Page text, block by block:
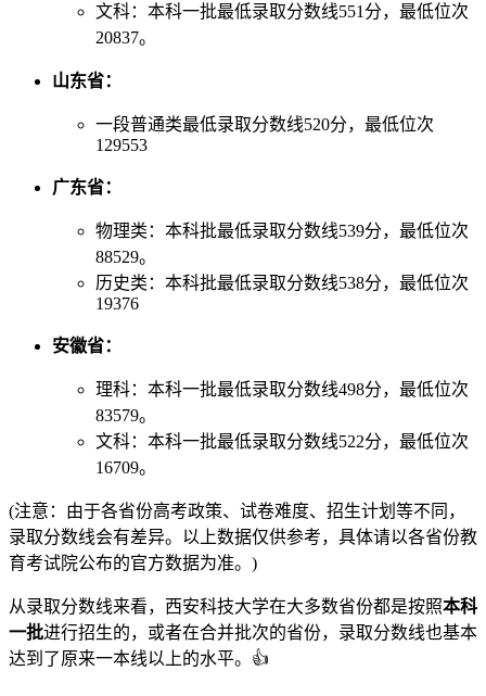
文科：本科一批最低录取分数线551分，最低位次
20837。
山东省：
一段普通类最低录取分数线520分，最低位次
129553
广东省：
物理类：本科批最低录取分数线539分，最低位次
88529。
历史类：本科批最低录取分数线538分，最低位次
19376
安徽省：
理科：本科一批最低录取分数线498分，最低位次
83579。
文科：本科一批最低录取分数线522分，最低位次
16709。
(注意：由于各省份高考政策、试卷难度、招生计划等不同，
录取分数线会有差异。以上数据仅供参考，具体请以各省份教
育考试院公布的官方数据为准。)
从录取分数线来看，西安科技大学在大多数省份都是按照本科
一批进行招生的，或者在合并批次的省份，录取分数线也基本
达到了原来一本线以上的水平。👍